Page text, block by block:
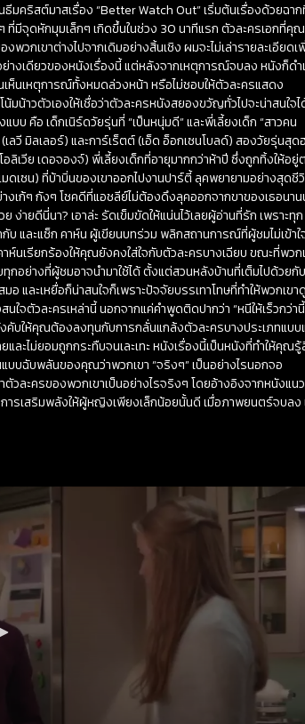
มคริสต์มาสเรื่อง “Better Watch Out” เริ่มต้นเรื่องด้วยฉาก
มีจุดหักมุมเล็กๆ เกิดขึ้นในช่วง 30 นาทีแรก ตัวละครเอกที่คุ
วกเขาต่างไปจากเดิมอย่างสิ้นเชิง ผมจะไม่เล่ารายละเอียดเ
างเดียวของหนังเรื่องนี้ แต่หลังจากเหตุการณ์จบลง หนังก็ดำ
ห็นเหตุการณ์ทั้งหมดล่วงหน้า หรือไม่ชอบให้ตัวละครแสดง
าวตัวเองให้เชื่อว่าตัวละครหนังสยองขวัญทั่วไปจะน่าสนใจไ
คือ เด็กเนิร์ดวัยรุ่นที่ “เป็นหนุ่มดี” และพี่เลี้ยงเด็ก “สาวคน
วี มิลเลอร์) และการ์เร็ตต์ (เอ็ด อ็อกเซนโบลด์) สองวัยรุ่นสุด
วีย เดอจองจ์) พี่เลี้ยงเด็กที่อายุมากกว่าห้าปี ซึ่งถูกทิ้งให้อยู่
ดเซน) ที่บ้าบิ่นของเขาออกไปงานปาร์ตี้ ลุคพยายามอย่างสุดชี
งเก้ๆ กังๆ โชคดีที่แอชลีย์ไม่ต้องดึงลุคออกจากขาของเธอนา
ง่ายดีนี่นา? เอาล่ะ รัดเข็มขัดให้แน่นไว้เลยผู้อ่านที่รัก เพราะทุก
บ และแซ็ก คาห์น ผู้เขียนบทร่วม พลิกสถานการณ์ที่ผู้ชมไม่เข้าใ
นเรียกร้องให้คุณยังคงใส่ใจกับตัวละครบางเฉียบ ขณะที่พวก
กอย่างที่ผู้ชมอาจนำมาใช้ได้ ตั้งแต่สวนหลังบ้านที่เต็มไปด้วยกั
และเหยื่อก็น่าสนใจก็เพราะปัจจัยบรรเทาโทษที่ทำให้พวกเขาดู
ใจตัวละครเหล่านี้ นอกจากแค่คำพูดติดปากว่า “หนีให้เร็วกว่า
คับให้คุณต้องลงทุนกับการกลั่นแกล้งตัวละครบางประเภทแบ
ละไม่ยอมถูกกระทืบจนเละเทะ หนังเรื่องนี้เป็นหนังที่ทำให้คุณ
บฉับพลันของคุณว่าพวกเขา “จริงๆ” เป็นอย่างไรนอกจอ
วละครของพวกเขาเป็นอย่างไรจริงๆ โดยอ้างอิงจากหนังแนว
รเสริมพลังให้ผู้หญิงเพียงเล็กน้อยนั้นดี เมื่อภาพยนตร์จบลง